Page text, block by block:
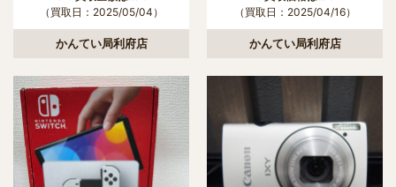
（買取日：2025/05/04）
かんてい局利府店
（買取日：2025/04/16）
かんてい局利府店